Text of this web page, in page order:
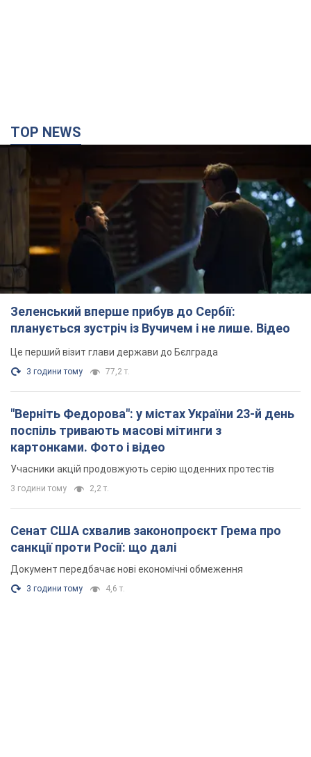
TOP NEWS
Зеленський вперше прибув до Сербії:
планується зустріч із Вучичем і не лише. Відео
Це перший візит глави держави до Бєлграда
3 години тому 77,2 т.
"Верніть Федорова": у містах України 23-й день
поспіль тривають масові мітинги з
картонками. Фото і відео
Учасники акцій продовжують серію щоденних протестів
3 години тому 2,2 т.
Сенат США схвалив законопроєкт Грема про
санкції проти Росії: що далі
Документ передбачає нові економічні обмеження
3 години тому 4,6 т.